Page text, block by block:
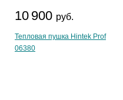
10 900 руб.
Тепловая пушка Hintek Prof
06380